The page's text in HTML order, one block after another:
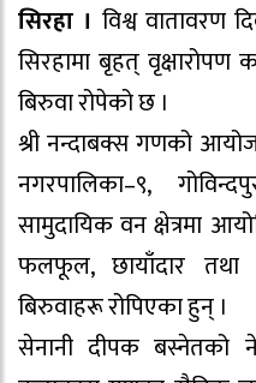
सिरहा । विश्व वातावरण
सिरहामा बृहत् वृक्षारोपण
बिरुवा रोपेको छ ।
श्री नन्दाबक्स गणको
नगरपालिका–९,
सामुदायिक वन क्षेत्रमा
फलफूल, छायाँदार तथा
बिरुवाहरू रोपिएका हुन् ।
सेनानी दीपक बस्नेतको